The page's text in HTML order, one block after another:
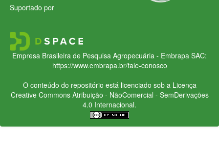
Suportado por
Empresa Brasileira de Pesquisa Agropecuária - Embrapa SAC:
https://www.embrapa.br/fale-conosco
O conteúdo do repositório está licenciado sob a Licença
Creative CommonsAtribuição - NãoComercial - SemDerivações
4.0 Internacional.